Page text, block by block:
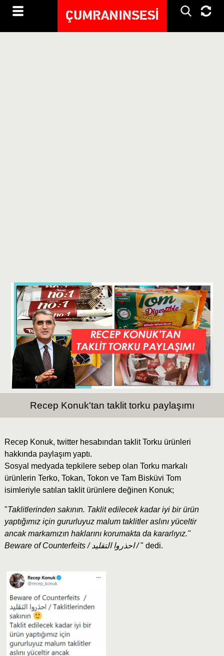
Recep Konuk'tan taklit torku paylaşımı
Recep Konuk, twitter hesabından taklit Torku ürünleri
hakkında paylaşım yaptı.
Sosyal medyada tepkilere sebep olan Torku markalı
ürünlerin Terko, Tokan, Tokon ve Tam Bisküvi Tom
isimleriyle satılan taklit ürünlere değinen Konuk;
"Taklitlerinden sakının. Taklit edilecek kadar iyi bir ürün
yaptığımız için gururluyuz malum taklitler aslını yüceltir
ancak markamızın haklarını korumakta da kararlıyız."
Beware of Counterfeits / احذروا التقليد /" dedi.